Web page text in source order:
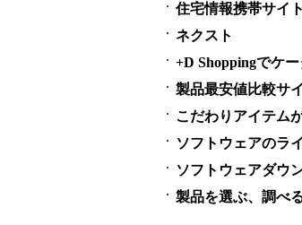
住宅情報携帯サイ
ネクスト
+D Shoppingでケ
製品最安値比較サ
こだわりアイテム
ソフトウェアのラ
ソフトウェアダウ
製品を選ぶ、調べ